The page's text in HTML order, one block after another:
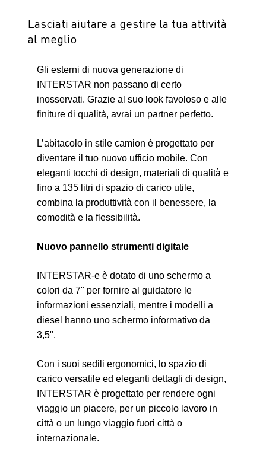
Lasciati aiutare a gestire la tua attività
al meglio
Gli esterni di nuova generazione di
INTERSTAR non passano di certo
inosservati. Grazie al suo look favoloso e alle
finiture di qualità, avrai un partner perfetto.
L’abitacolo in stile camion è progettato per
diventare il tuo nuovo ufficio mobile. Con
eleganti tocchi di design, materiali di qualità e
fino a 135 litri di spazio di carico utile,
combina la produttività con il benessere, la
comodità e la flessibilità.
Nuovo pannello strumenti digitale
INTERSTAR-e è dotato di uno schermo a
colori da 7" per fornire al guidatore le
informazioni essenziali, mentre i modelli a
diesel hanno uno schermo informativo da
3,5".
Con i suoi sedili ergonomici, lo spazio di
carico versatile ed eleganti dettagli di design,
INTERSTAR è progettato per rendere ogni
viaggio un piacere, per un piccolo lavoro in
città o un lungo viaggio fuori città o
internazionale.